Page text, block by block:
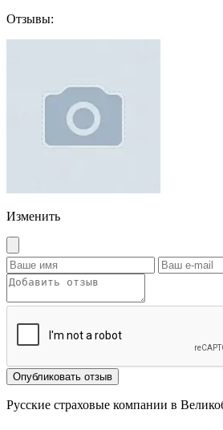
Отзывы:
Изменить
Опубликовать отзыв
Русские страховые компании в